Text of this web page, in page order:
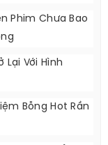
Phim Chưa Bao
Lại Với Hình
Bỗng Hot Rần